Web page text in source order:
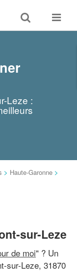
Toggle
search
Toggle
Leze :
> Haute-Garonne >
sur-Leze
de moi" ? Un
sur-Leze, 31870